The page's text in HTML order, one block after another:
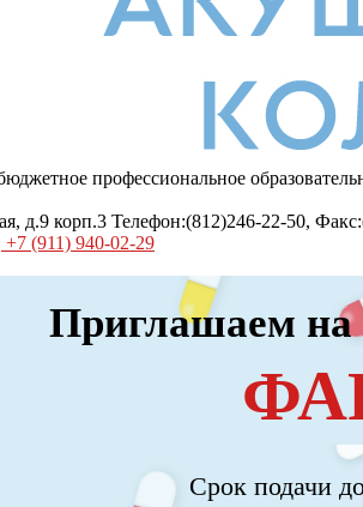
профессиональное
д.9 корп.3 Телефон:(812)246-22-50,
(911) 940-02-29
Приглашаем на
Срок подачи